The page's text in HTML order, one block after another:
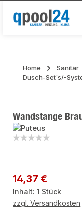
Zum Hauptinhalt
Home Sanitär
Dusch-Set`s/-
Wandstange
Regulärer Preis:
14,37 €
Inhalt:1 Stück
zzgl. Versandkosten